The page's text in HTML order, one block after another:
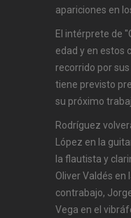
apariciones en
El intérprete de
edad y en estos
recorrido por
tiene previsto
su próximo
Rodríguez
López en la
la flautista y
Oliver Valdés en
contrabajo,
Vega en el